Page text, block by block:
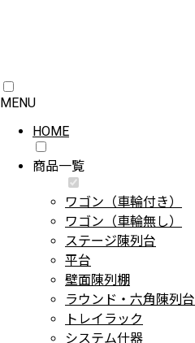
MENU
HOME
商品一覧
ワゴン（車輪付き）
ワゴン（車輪無し）
ステージ陳列台
平台
壁面陳列棚
ラウンド・六角陳列台
トレイラック
システム什器